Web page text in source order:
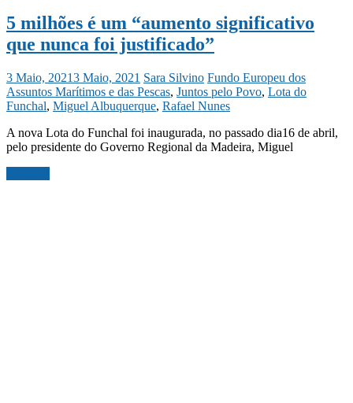
5 milhões é um “aumento significativo
que nunca foi justificado”
3 Maio, 20213 Maio, 2021 Sara Silvino Fundo Europeu dos
Assuntos Marítimos e das Pescas, Juntos pelo Povo, Lota do
Funchal, Miguel Albuquerque, Rafael Nunes
A nova Lota do Funchal foi inaugurada, no passado dia16 de abril,
pelo presidente do Governo Regional da Madeira, Miguel